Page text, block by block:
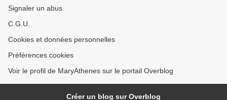
Signaler un abus
C.G.U.
Cookies et données personnelles
Préférences cookies
Voir le profil de MaryAthenes sur le portail Overblog
Créer un blog sur Overblog